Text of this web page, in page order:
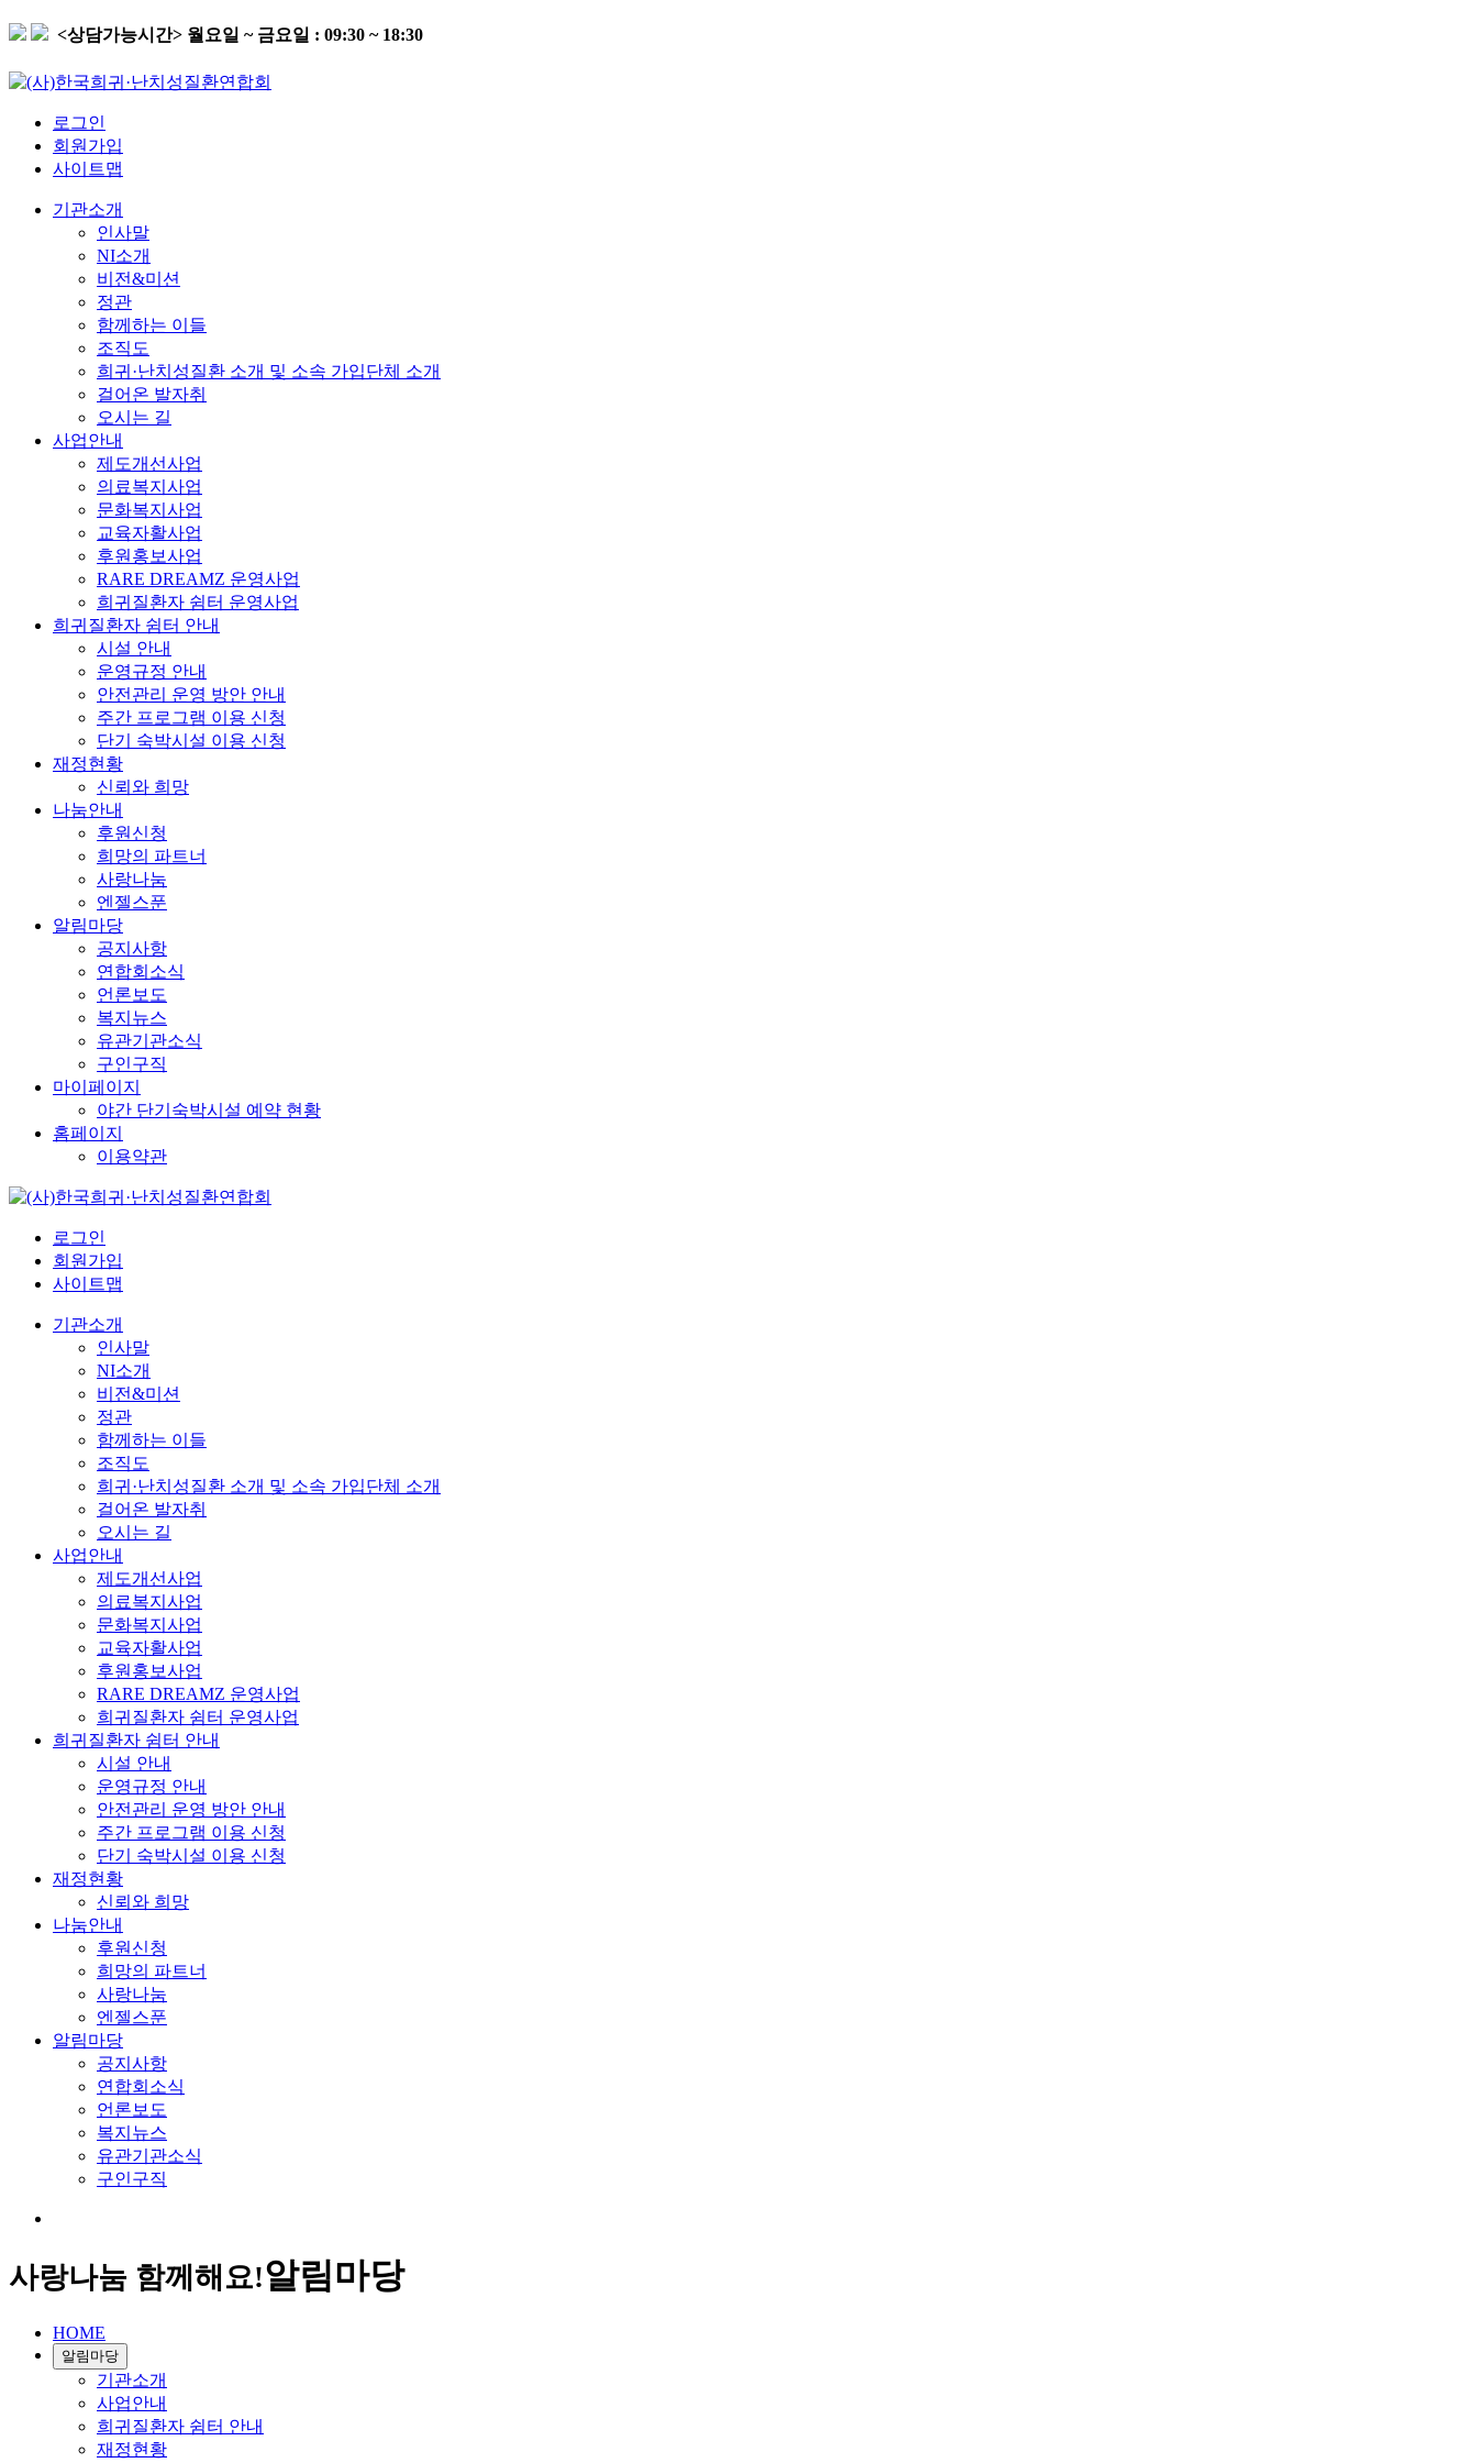
<상담가능시간> 월요일 ~ 금요일 : 09:30 ~ 18:30
로그인
회원가입
사이트맵
기관소개
인사말
NI소개
비전&미션
정관
함께하는 이들
조직도
희귀·난치성질환 소개 및 소속 가입단체 소개
걸어온 발자취
오시는 길
사업안내
제도개선사업
의료복지사업
문화복지사업
교육자활사업
후원홍보사업
RARE DREAMZ 운영사업
희귀질환자 쉼터 운영사업
희귀질환자 쉼터 안내
시설 안내
운영규정 안내
안전관리 운영 방안 안내
주간 프로그램 이용 신청
단기 숙박시설 이용 신청
재정현황
신뢰와 희망
나눔안내
후원신청
희망의 파트너
사랑나눔
엔젤스푼
알림마당
공지사항
연합회소식
언론보도
복지뉴스
유관기관소식
구인구직
마이페이지
야간 단기숙박시설 예약 현황
홈페이지
이용약관
로그인
회원가입
사이트맵
기관소개
인사말
NI소개
비전&미션
정관
함께하는 이들
조직도
희귀·난치성질환 소개 및 소속 가입단체 소개
걸어온 발자취
오시는 길
사업안내
제도개선사업
의료복지사업
문화복지사업
교육자활사업
후원홍보사업
RARE DREAMZ 운영사업
희귀질환자 쉼터 운영사업
희귀질환자 쉼터 안내
시설 안내
운영규정 안내
안전관리 운영 방안 안내
주간 프로그램 이용 신청
단기 숙박시설 이용 신청
재정현황
신뢰와 희망
나눔안내
후원신청
희망의 파트너
사랑나눔
엔젤스푼
알림마당
공지사항
연합회소식
언론보도
복지뉴스
유관기관소식
구인구직
사랑나눔 함께해요!알림마당
HOME
알림마당
기관소개
사업안내
희귀질환자 쉼터 안내
재정현황